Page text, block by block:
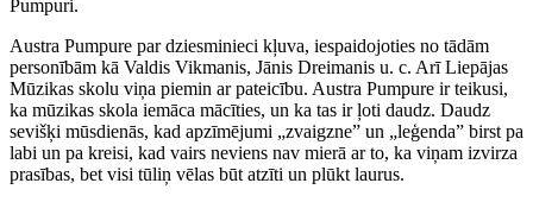
Pumpuri.
Austra Pumpure par dziesminieci kļuva, iespaidojoties no tādām
personībām kā Valdis Vikmanis, Jānis Dreimanis u. c. Arī Liepājas
Mūzikas skolu viņa piemin ar pateicību. Austra Pumpure ir teikusi,
ka mūzikas skola iemāca mācīties, un ka tas ir ļoti daudz. Daudz
sevišķi mūsdienās, kad apzīmējumi „zvaigzne” un „leģenda” birst pa
labi un pa kreisi, kad vairs neviens nav mierā ar to, ka viņam izvirza
prasības, bet visi tūliņ vēlas būt atzīti un plūkt laurus.